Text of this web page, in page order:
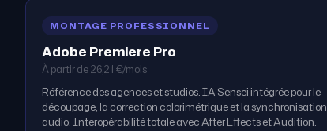
MONTAGE PROFESSIONNEL
Adobe Premiere Pro
À partir de 26,21 €/mois
Référence des agences et studios. IA Sensei intégrée pour le
découpage, la correction colorimétrique et la synchronisation
audio. Interopérabilité totale avec After Effects et Audition.